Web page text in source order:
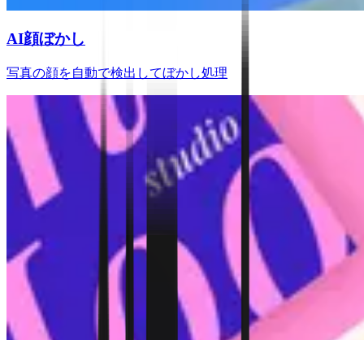
AI顔ぼかし
写真の顔を自動で検出してぼかし処理